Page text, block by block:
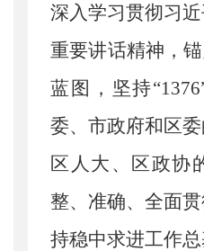
深入学习贯彻习
重要讲话精神，
蓝图，坚持
委、市政府和区
区人大、区政协
整、准确、全面
持稳中求进工作